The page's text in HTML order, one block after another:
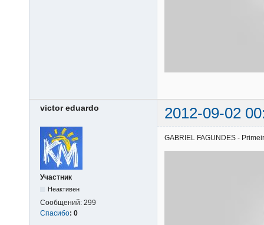
victor eduardo 2012-09-02
Участник
Неактивен
Сообщений: 299
Спасибо: 0
GABRIEL FAGUNDES -